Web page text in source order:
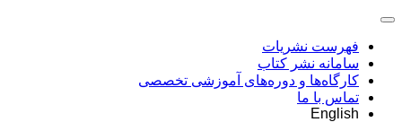
فهرست نشریات
سامانه نشر کتاب
کارگاه‌ها و دوره‌های آموزشی تخصصی
تماس با ما
English